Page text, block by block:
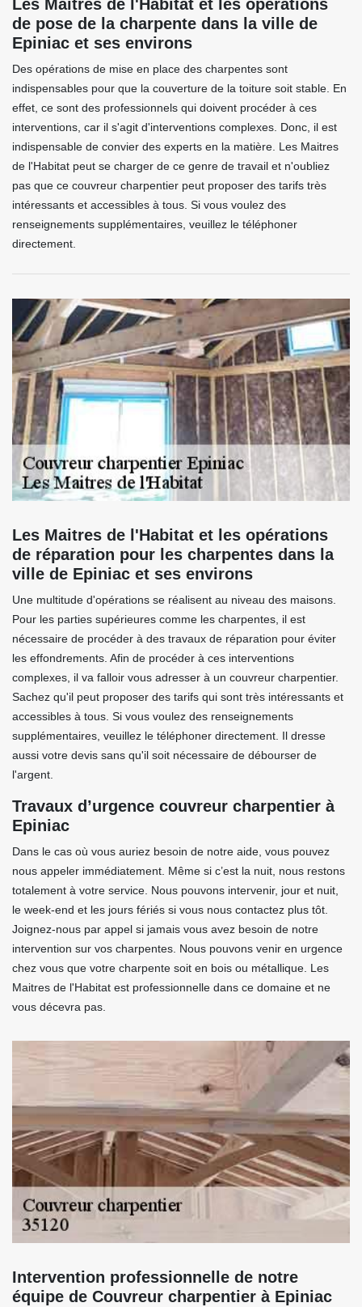
Les Maitres de l'Habitat et les opérations
de pose de la charpente dans la ville de
Epiniac et ses environs
Des opérations de mise en place des charpentes sont
indispensables pour que la couverture de la toiture soit stable. En
effet, ce sont des professionnels qui doivent procéder à ces
interventions, car il s'agit d'interventions complexes. Donc, il est
indispensable de convier des experts en la matière. Les Maitres
de l'Habitat peut se charger de ce genre de travail et n'oubliez
pas que ce couvreur charpentier peut proposer des tarifs très
intéressants et accessibles à tous. Si vous voulez des
renseignements supplémentaires, veuillez le téléphoner
directement.
Les Maitres de l'Habitat et les opérations
de réparation pour les charpentes dans la
ville de Epiniac et ses environs
Une multitude d'opérations se réalisent au niveau des maisons.
Pour les parties supérieures comme les charpentes, il est
nécessaire de procéder à des travaux de réparation pour éviter
les effondrements. Afin de procéder à ces interventions
complexes, il va falloir vous adresser à un couvreur charpentier.
Sachez qu'il peut proposer des tarifs qui sont très intéressants et
accessibles à tous. Si vous voulez des renseignements
supplémentaires, veuillez le téléphoner directement. Il dresse
aussi votre devis sans qu'il soit nécessaire de débourser de
l'argent.
Travaux d’urgence couvreur charpentier à
Epiniac
Dans le cas où vous auriez besoin de notre aide, vous pouvez
nous appeler immédiatement. Même si c’est la nuit, nous restons
totalement à votre service. Nous pouvons intervenir, jour et nuit,
le week-end et les jours fériés si vous nous contactez plus tôt.
Joignez-nous par appel si jamais vous avez besoin de notre
intervention sur vos charpentes. Nous pouvons venir en urgence
chez vous que votre charpente soit en bois ou métallique. Les
Maitres de l'Habitat est professionnelle dans ce domaine et ne
vous décevra pas.
Intervention professionnelle de notre
équipe de Couvreur charpentier à Epiniac